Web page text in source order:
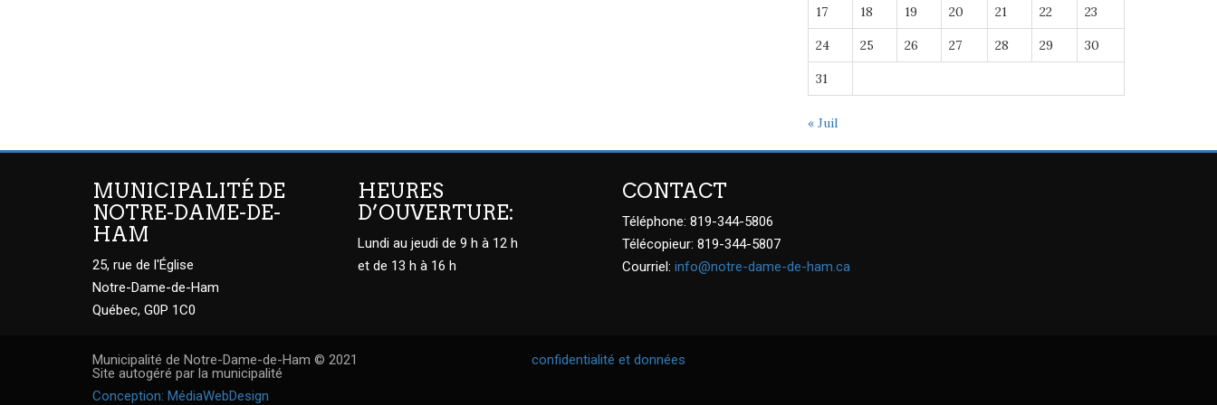
17 18 19 20 21 22 23
24 25 26 27 28 29 30
31
« Juil
MUNICIPALITÉ DE
NOTRE-DAME-DE-
HAM
25, rue de l'Église
Notre-Dame-de-Ham
Québec, G0P 1C0
HEURES
D’OUVERTURE:
Lundi au jeudi de 9 h à 12 h
et de 13 h à 16 h
CONTACT
Téléphone: 819-344-5806
Télécopieur: 819-344-5807
Courriel: info@notre-dame-de-ham.ca
Municipalité de Notre-Dame-de-Ham © 2021
Site autogéré par la municipalité
Conception: MédiaWebDesign
confidentialité et données